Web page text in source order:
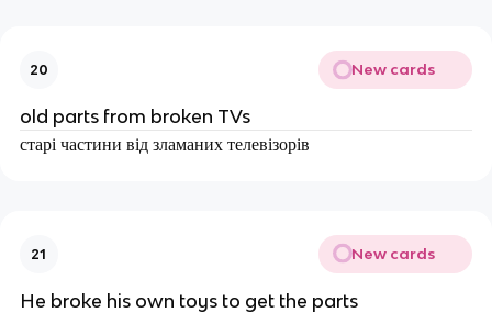
20 New cards
old parts from broken TVs
старі частини від зламаних телевізорів
21 New cards
He broke his own toys to get the parts